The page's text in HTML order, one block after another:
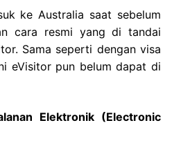
ke Australia saat sebelum
cara resmi yang di tandai
Sama seperti dengan visa
eVisitor pun belum dapat di
Elektronik (Electronic